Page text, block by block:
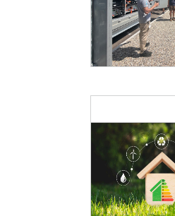
Öffnet PDF